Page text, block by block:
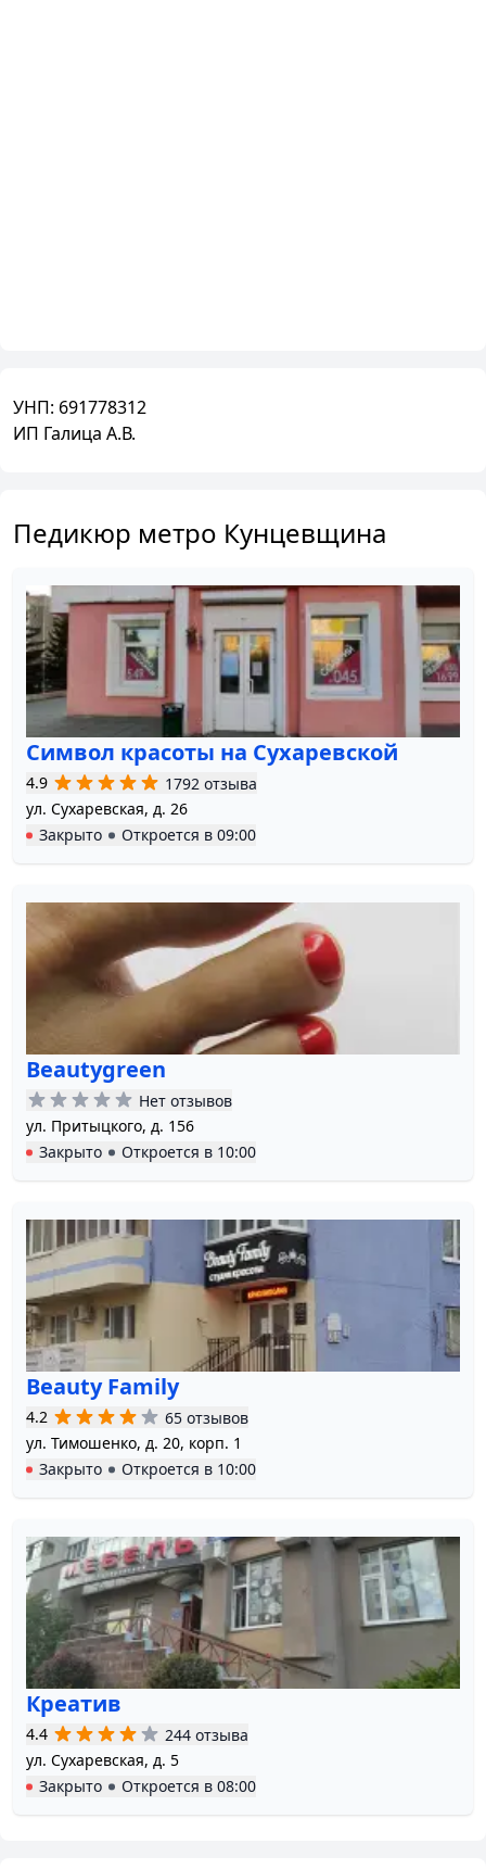
УНП: 691778312
ИП Галица А.В.
Педикюр метро Кунцевщина
Символ красоты на Сухаревской
4.9
1792 отзыва
ул. Сухаревская, д. 26
Закрыто
Откроется в 09:00
Beautygreen
Нет отзывов
ул. Притыцкого, д. 156
Закрыто
Откроется в 10:00
Beauty Family
4.2
65 отзывов
ул. Тимошенко, д. 20, корп. 1
Закрыто
Откроется в 10:00
Креатив
4.4
244 отзыва
ул. Сухаревская, д. 5
Закрыто
Откроется в 08:00